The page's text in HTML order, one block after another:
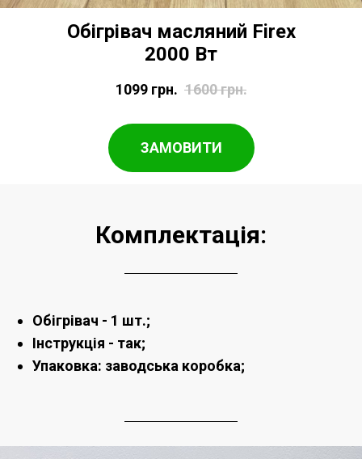
Обігрівач масляний Firex
2000 Вт
1099 грн. 1600грн.
ЗАМОВИТИ
Комплектація:
Обігрівач - 1 шт.;
Інструкція - так;
Упаковка: заводська коробка;